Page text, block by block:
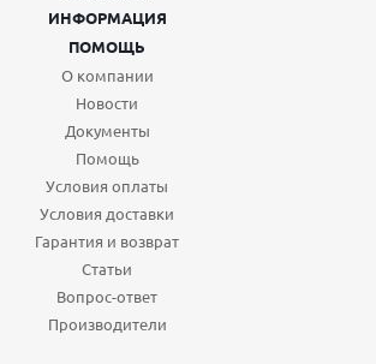
ИНФОРМАЦИЯ
ПОМОЩЬ
О компании
Новости
Документы
Помощь
Условия оплаты
Условия доставки
Гарантия и возврат
Статьи
Вопрос-ответ
Производители